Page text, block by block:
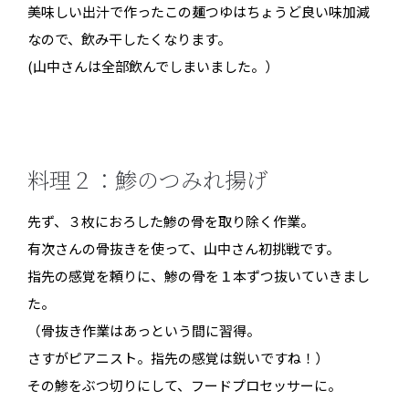
美味しい出汁で作ったこの麺つゆはちょうど良い味加減
なので、飲み干したくなります。
(山中さんは全部飲んでしまいました。）
料理２：鯵のつみれ揚げ
先ず、３枚におろした鯵の骨を取り除く作業。
有次さんの骨抜きを使って、山中さん初挑戦です。
指先の感覚を頼りに、鯵の骨を１本ずつ抜いていきまし
た。
（骨抜き作業はあっという間に習得。
さすがピアニスト。指先の感覚は鋭いですね！）
その鯵をぶつ切りにして、フードプロセッサーに。